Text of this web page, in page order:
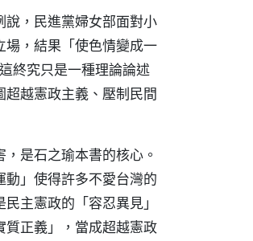
，民進黨婦女部面對小
，結果「使色情變成一
終究只是一種理論論述
越憲政主義、壓制民間
是石之瑜本書的核心。
」使得許多不愛台灣的
主憲政的「容忍異見」
正義」，當成超越憲政